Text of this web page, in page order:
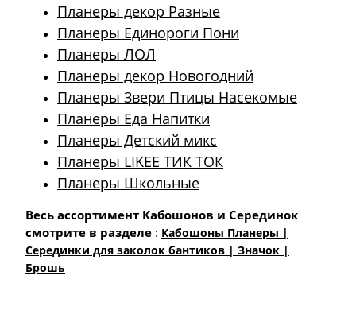
Планеры декор Разные
Планеры Единороги Пони
Планеры ЛОЛ
Планеры декор Новогодний
Планеры Звери Птицы Насекомые
Планеры Еда Напитки
Планеры Детский микс
Планеры LIKEE ТИК ТОК
Планеры Школьные
Весь ассортимент Кабошонов и Серединок
смотрите в разделе : Кабошоны Планеры |
Cерединки для заколок бантиков | Значок |
Брошь